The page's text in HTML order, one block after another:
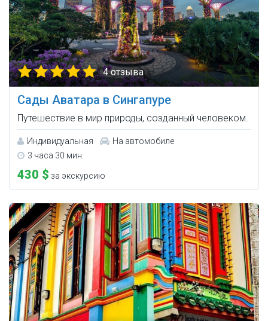
4 отзыва
Сады Аватара в Сингапуре
Путешествие в мир природы, созданный человеком.
Индивидуальная
На автомобиле
3 часа 30 мин.
430 $ за экскурсию